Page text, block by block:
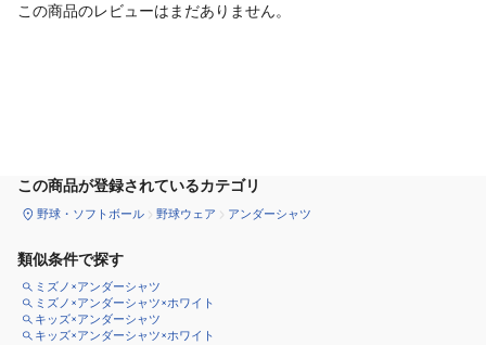
この商品のレビューはまだありません。
この商品が登録されているカテゴリ
野球・ソフトボール 野球ウェア アンダーシャツ
類似条件で探す
ミズノ×アンダーシャツ
ミズノ×アンダーシャツ×ホワイト
キッズ×アンダーシャツ
キッズ×アンダーシャツ×ホワイト